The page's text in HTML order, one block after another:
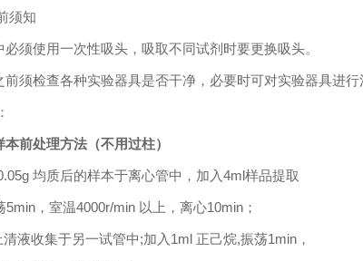
须知
必须使用一次性吸头，吸取不同试剂时要更换吸头。
前须检查各种实验器具是否干净，必要时可对实验器具进行
前处理方法（不用过柱）
均质后的样本于离心管中，加入4ml样品提取
5min，室温4000r/min以上，离心10min；
清液收集于另一试管中;加入1ml 正己烷,振荡1min，